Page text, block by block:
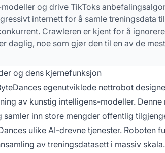
og drive TikToks
internett for å samle treningsdata
Crawleren er kjent for å
daglig, noe som gjør den til en av de
og dens kjernefunksjon
egenutviklede nettrobot
av kunstig intelligens-modeller.
samler inn store mengder offentlig
ulike AI-drevne tjenester. Roboten
av treningsdatasett i massiv